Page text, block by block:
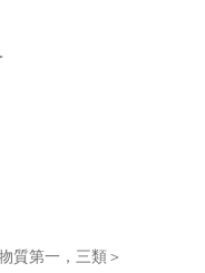
質第一，三類＞